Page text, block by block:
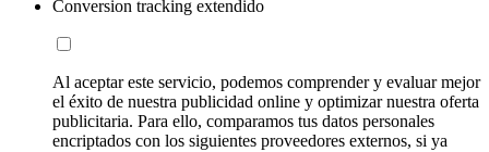
Conversion tracking extendido
Al aceptar este servicio, podemos comprender y evaluar mejor
el éxito de nuestra publicidad online y optimizar nuestra oferta
publicitaria. Para ello, comparamos tus datos personales
encriptados con los siguientes proveedores externos, si ya